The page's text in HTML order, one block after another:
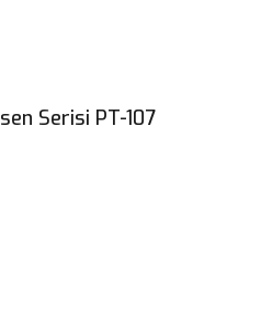
Serisi PT-107